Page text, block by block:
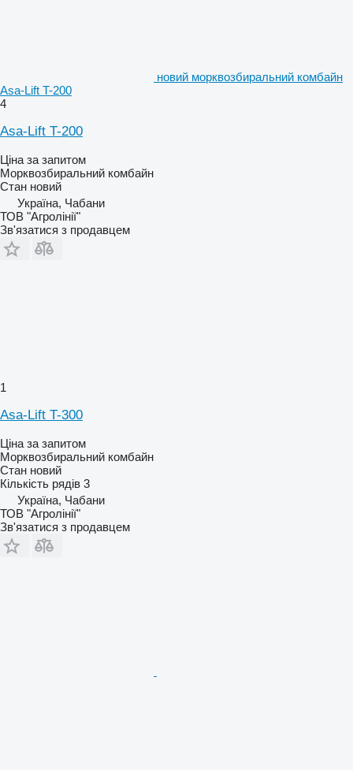
новий морквозбиральний комбайн
Asa-Lift T-200
4
Asa-Lift T-200
Ціна за запитом
Морквозбиральний комбайн
Стан новий
Україна, Чабани
ТОВ "Агролінії"
Зв'язатися з продавцем
1
Asa-Lift T-300
Ціна за запитом
Морквозбиральний комбайн
Стан новий
Кількість рядів 3
Україна, Чабани
ТОВ "Агролінії"
Зв'язатися з продавцем